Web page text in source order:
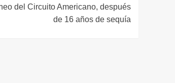
del Circuito Americano, después
de 16 años de sequía